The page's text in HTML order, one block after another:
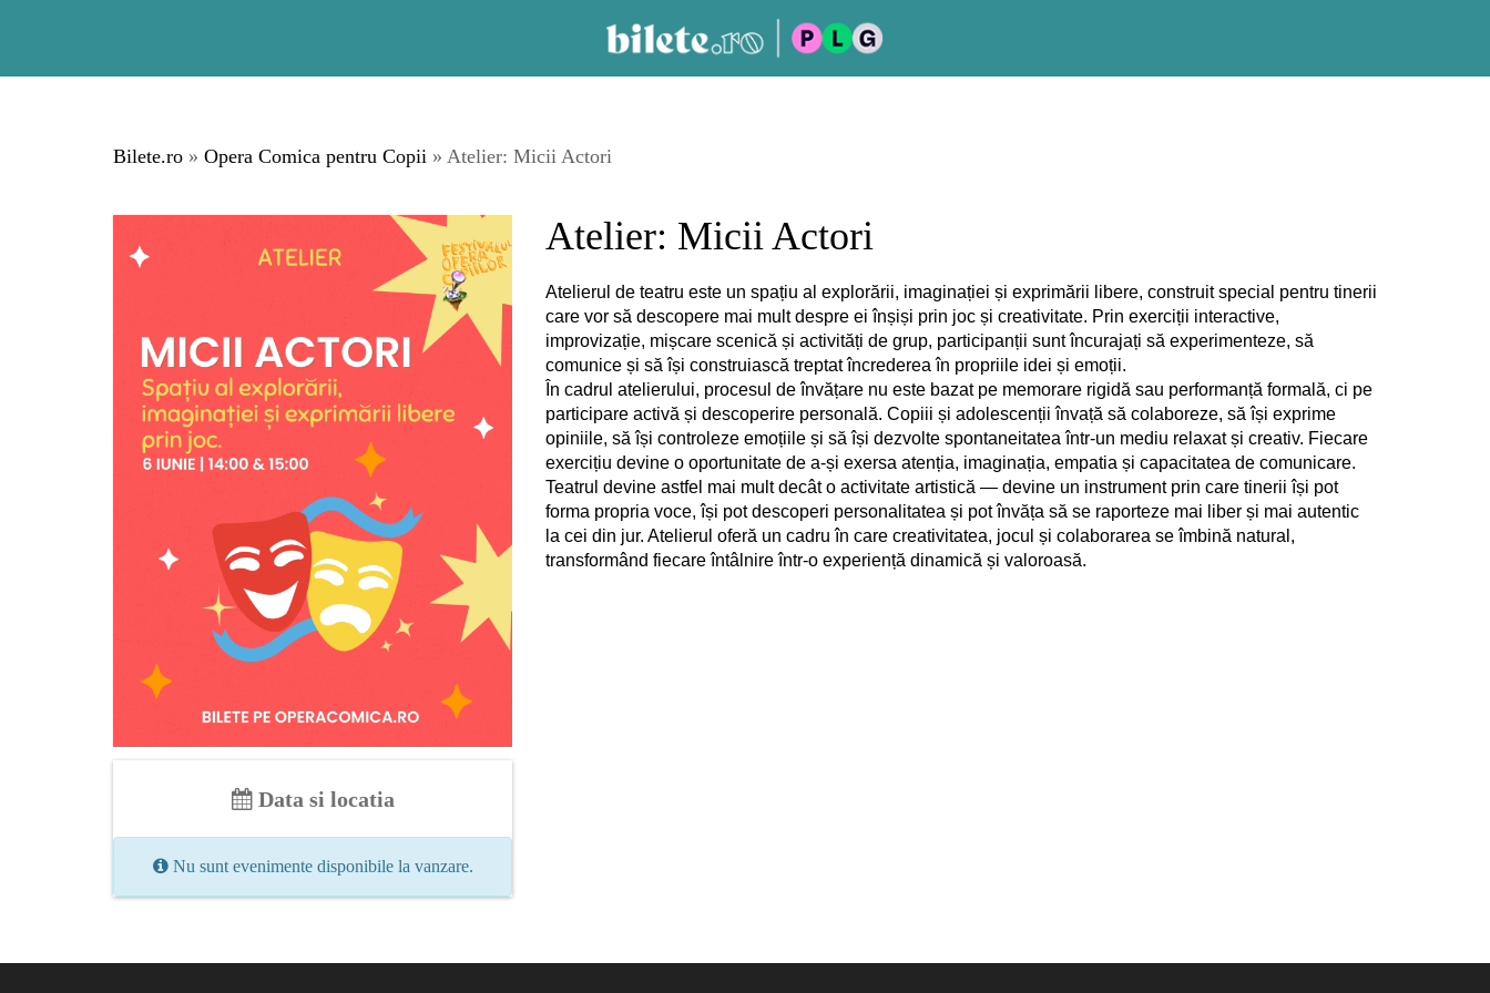
Bilete.ro » Opera Comica pentru Copii » Atelier: Micii Actori
Data si locatia
Nu sunt evenimente disponibile la vanzare.
Atelier: Micii Actori
Atelierul de teatru este un spațiu al explorării, imaginației și exprimării libere, construit special pentru tinerii
care vor să descopere mai mult despre ei înșiși prin joc și creativitate. Prin exerciții interactive,
improvizație, mișcare scenică și activități de grup, participanții sunt încurajați să experimenteze, să
comunice și să își construiască treptat încrederea în propriile idei și emoții.
În cadrul atelierului, procesul de învățare nu este bazat pe memorare rigidă sau performanță formală, ci pe
participare activă și descoperire personală. Copiii și adolescenții învață să colaboreze, să își exprime
opiniile, să își controleze emoțiile și să își dezvolte spontaneitatea într-un mediu relaxat și creativ. Fiecare
exercițiu devine o oportunitate de a-și exersa atenția, imaginația, empatia și capacitatea de comunicare.
Teatrul devine astfel mai mult decât o activitate artistică — devine un instrument prin care tinerii își pot
forma propria voce, își pot descoperi personalitatea și pot învăța să se raporteze mai liber și mai autentic
la cei din jur. Atelierul oferă un cadru în care creativitatea, jocul și colaborarea se îmbină natural,
transformând fiecare întâlnire într-o experiență dinamică și valoroasă.